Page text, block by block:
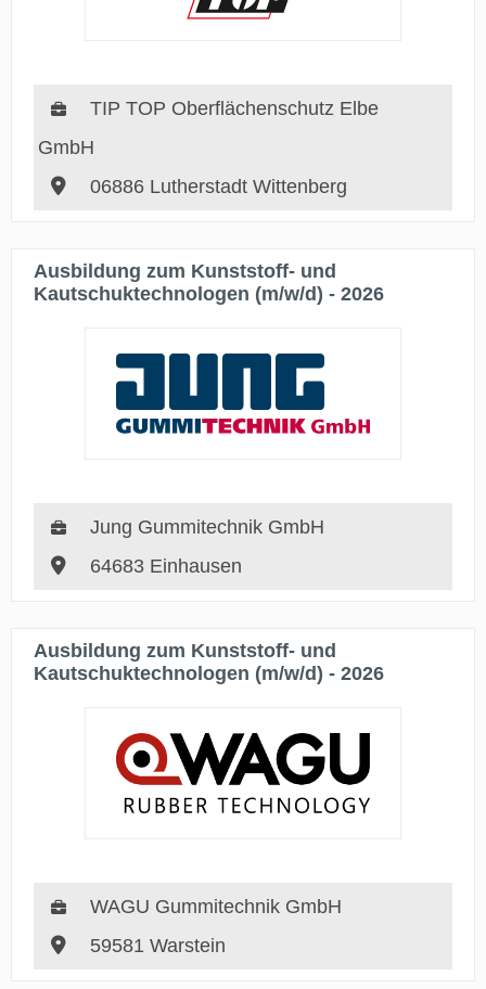
TIP TOP Oberflächenschutz Elbe
GmbH
06886 Lutherstadt Wittenberg
Ausbildung zum Kunststoff- und
Kautschuktechnologen (m/w/d) - 2026
Jung Gummitechnik GmbH
64683 Einhausen
Ausbildung zum Kunststoff- und
Kautschuktechnologen (m/w/d) - 2026
WAGU Gummitechnik GmbH
59581 Warstein